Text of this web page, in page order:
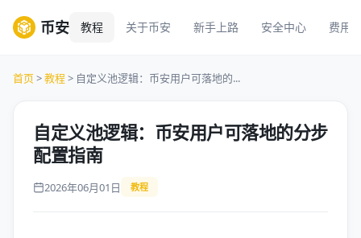
币安 教程 关于币安 新手上路 安全中心 费用
首页>教程> 自定义池逻辑：币安用户可落地的...
自定义池逻辑：币安用户可落地的分步
配置指南
2026年06月01日 教程